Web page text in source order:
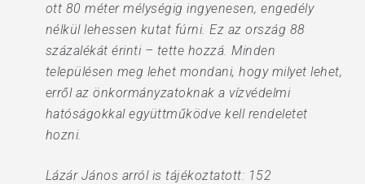
ott 80 méter mélységig ingyenesen, engedély
nélkül lehessen kutat fúrni. Ez az ország 88
százalékát érinti – tette hozzá. Minden
településen meg lehet mondani, hogy milyet lehet,
erről az önkormányzatoknak a vízvédelmi
hatóságokkal együttműködve kell rendeletet
hozni.
Lázár János arról is tájékoztatott: 152